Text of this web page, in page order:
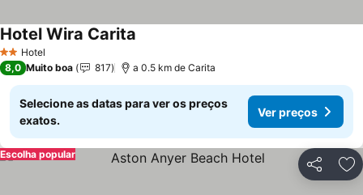
2 Estrelas
Hotel
Hotel Wira Carita
8,0 Muito boa 817 a 0.5 km de Carita
Selecione as datas para ver os preços
exatos.
Ver preços
Partilhar
Escolha popular